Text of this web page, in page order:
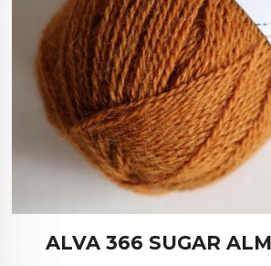
ALVA 366 SUGAR